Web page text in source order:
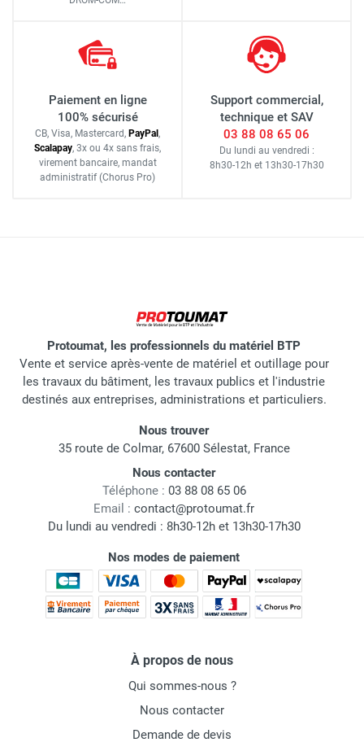
Paiement en ligne
100% sécurisé
CB, Visa, Mastercard, PayPal,
Scalapay, 3x ou 4x sans frais,
virement bancaire, mandat
administratif (Chorus Pro)
Support commercial,
technique et SAV
03 88 08 65 06
Du lundi au vendredi :
8h30-12h et 13h30-17h30
Protoumat, les professionnels du matériel BTP
Vente et service après-vente de matériel et outillage pour
les travaux du bâtiment, les travaux publics et l'industrie
destinés aux entreprises, administrations et particuliers.
Nous trouver
35 route de Colmar, 67600 Sélestat, France
Nous contacter
Téléphone : 03 88 08 65 06
Email : contact@protoumat.fr
Du lundi au vendredi : 8h30-12h et 13h30-17h30
Nos modes de paiement
À propos de nous
Qui sommes-nous ?
Nous contacter
Demande de devis